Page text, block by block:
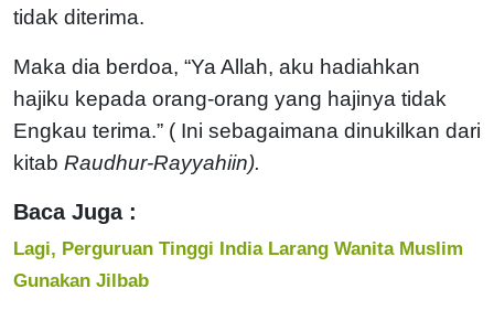
tidak diterima.
Maka dia berdoa, “Ya Allah, aku hadiahkan
hajiku kepada orang-orang yang hajinya tidak
Engkau terima.” ( Ini sebagaimana dinukilkan dari
kitab Raudhur-Rayyahiin).
Baca Juga :
Lagi, Perguruan Tinggi India Larang Wanita Muslim
Gunakan Jilbab